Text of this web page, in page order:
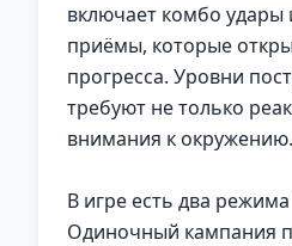
включает комбо удары
приёмы, которые
прогресса. Уровни
требуют не только
внимания к окружению.
В игре есть два
Одиночный кампания